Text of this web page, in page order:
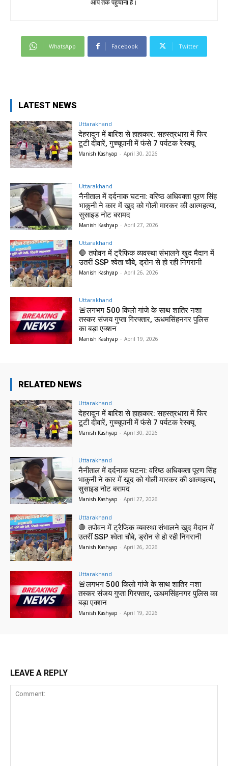
आप तक पहुंचाना है।
WhatsApp Facebook Twitter
LATEST NEWS
Uttarakhand
देहरादून में बारिश से हाहाकार: सहस्त्रधारा में फिर
टूटी दीवारें, गुच्चूपानी में फंसे 7 पर्यटक रेस्क्यू
Manish Kashyap - April 30, 2026
Uttarakhand
नैनीताल में दर्दनाक घटना: वरिष्ठ अधिवक्ता पूरण सिंह
भाकुनी ने कार में खुद को गोली मारकर की आत्महत्या,
सुसाइड नोट बरामद
Manish Kashyap - April 27, 2026
Uttarakhand
🛑 तपोवन में ट्रैफिक व्यवस्था संभालने खुद मैदान में
उतरीं SSP श्वेता चौबे, ड्रोन से हो रही निगरानी
Manish Kashyap - April 26, 2026
Uttarakhand
🚨लगभग 500 किलो गांजे के साथ शातिर नशा
तस्कर संजय गुप्ता गिरफ्तार, ऊधमसिंहनगर पुलिस
का बड़ा एक्शन
Manish Kashyap - April 19, 2026
RELATED NEWS
Uttarakhand
देहरादून में बारिश से हाहाकार: सहस्त्रधारा में फिर
टूटी दीवारें, गुच्चूपानी में फंसे 7 पर्यटक रेस्क्यू
Manish Kashyap - April 30, 2026
Uttarakhand
नैनीताल में दर्दनाक घटना: वरिष्ठ अधिवक्ता पूरण सिंह
भाकुनी ने कार में खुद को गोली मारकर की आत्महत्या,
सुसाइड नोट बरामद
Manish Kashyap - April 27, 2026
Uttarakhand
🛑 तपोवन में ट्रैफिक व्यवस्था संभालने खुद मैदान में
उतरीं SSP श्वेता चौबे, ड्रोन से हो रही निगरानी
Manish Kashyap - April 26, 2026
Uttarakhand
🚨लगभग 500 किलो गांजे के साथ शातिर नशा
तस्कर संजय गुप्ता गिरफ्तार, ऊधमसिंहनगर पुलिस का
बड़ा एक्शन
Manish Kashyap - April 19, 2026
LEAVE A REPLY